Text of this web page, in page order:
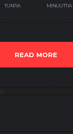
TUNTIA MINUUTTIA
READ MORE